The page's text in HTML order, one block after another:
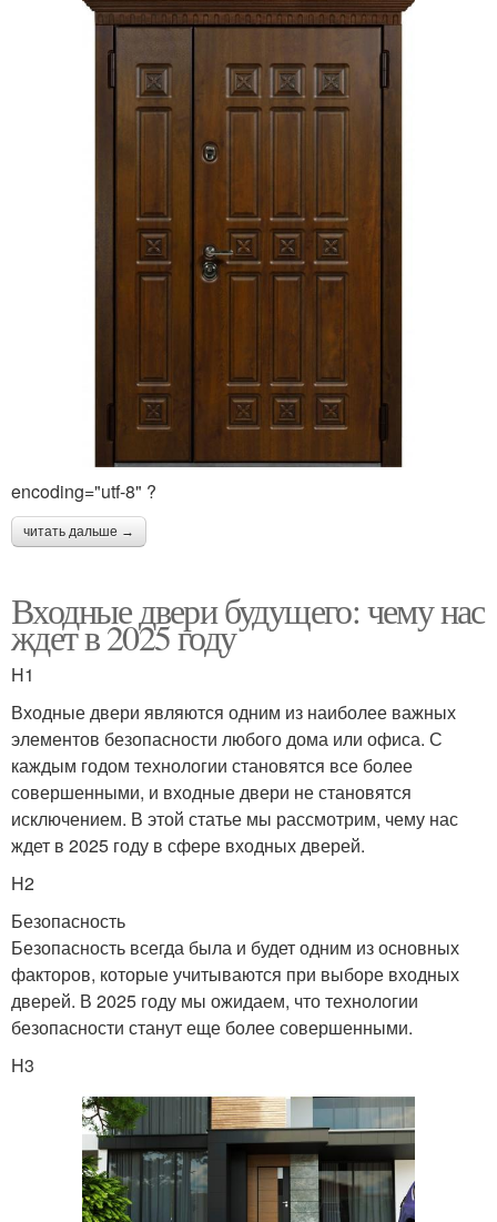
encoding="utf-8" ?
читать дальше →
Входные двери будущего: чему нас
ждет в 2025 году
H1
Входные двери являются одним из наиболее важных
элементов безопасности любого дома или офиса. С
каждым годом технологии становятся все более
совершенными, и входные двери не становятся
исключением. В этой статье мы рассмотрим, чему нас
ждет в 2025 году в сфере входных дверей.
H2
Безопасность
Безопасность всегда была и будет одним из основных
факторов, которые учитываются при выборе входных
дверей. В 2025 году мы ожидаем, что технологии
безопасности станут еще более совершенными.
H3